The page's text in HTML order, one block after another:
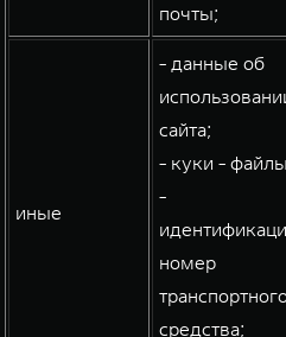
WEY 80 Лаундж
Масштаб возможностей
от 8 099 000 ₽
почты;
иные
- данные об
сайта;
- куки -
-
номер
средства;